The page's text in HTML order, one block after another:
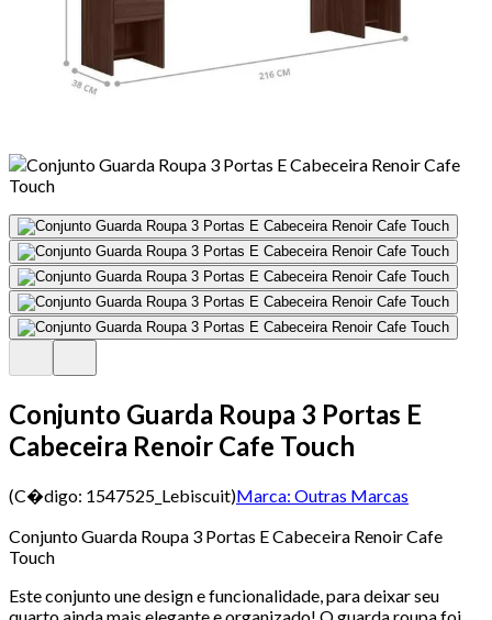
Conjunto Guarda Roupa 3 Portas E
Cabeceira Renoir Cafe Touch
(C�digo: 1547525_Lebiscuit)Marca: Outras Marcas
Conjunto Guarda Roupa 3 Portas E Cabeceira Renoir Cafe
Touch
Este conjunto une design e funcionalidade, para deixar seu